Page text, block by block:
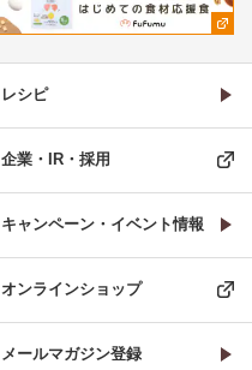
レシピ
企業・IR・採用
キャンペーン・イベント情報
オンラインショップ
メールマガジン登録